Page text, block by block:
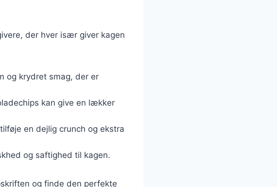
der hver især giver kagen
og krydret smag, der er
kan give en lækker
en dejlig crunch og ekstra
og saftighed til kagen.
og finde den perfekte